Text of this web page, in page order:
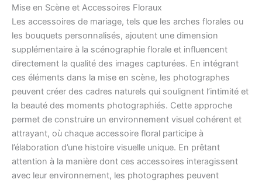
Mise en Scène et Accessoires Floraux
Les accessoires de mariage, tels que les arches florales ou
les bouquets personnalisés, ajoutent une dimension
supplémentaire à la scénographie florale et influencent
directement la qualité des images capturées. En intégrant
ces éléments dans la mise en scène, les photographes
peuvent créer des cadres naturels qui soulignent l’intimité et
la beauté des moments photographiés. Cette approche
permet de construire un environnement visuel cohérent et
attrayant, où chaque accessoire floral participe à
l’élaboration d’une histoire visuelle unique. En prêtant
attention à la manière dont ces accessoires interagissent
avec leur environnement, les photographes peuvent